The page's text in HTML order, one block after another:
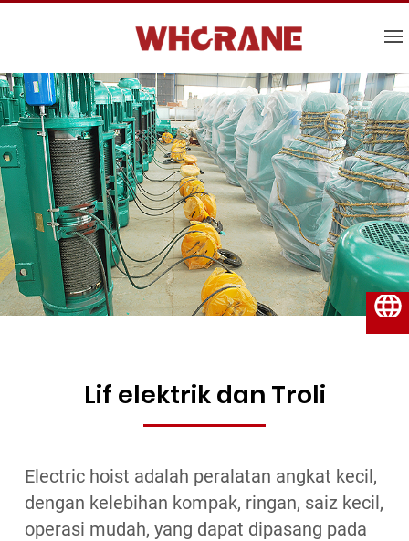
Lif elektrik dan Troli
Electric hoist adalah peralatan angkat kecil,
dengan kelebihan kompak, ringan, saiz kecil,
operasi mudah, yang dapat dipasang pada
Bahasa Melayu